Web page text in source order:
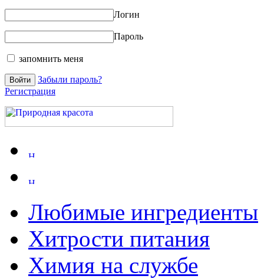
Логин
Пароль
запомнить меня
Забыли пароль?
Регистрация
Любимые ингредиенты
Хитрости питания
Химия на службе